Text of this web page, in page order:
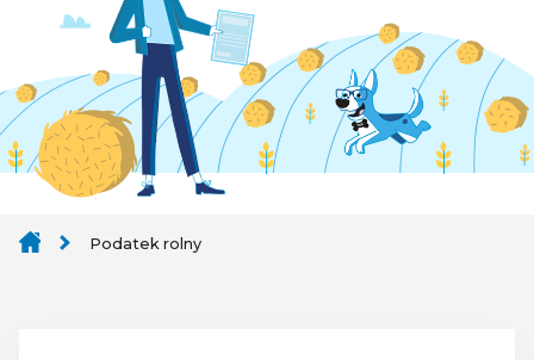
Podatek rolny